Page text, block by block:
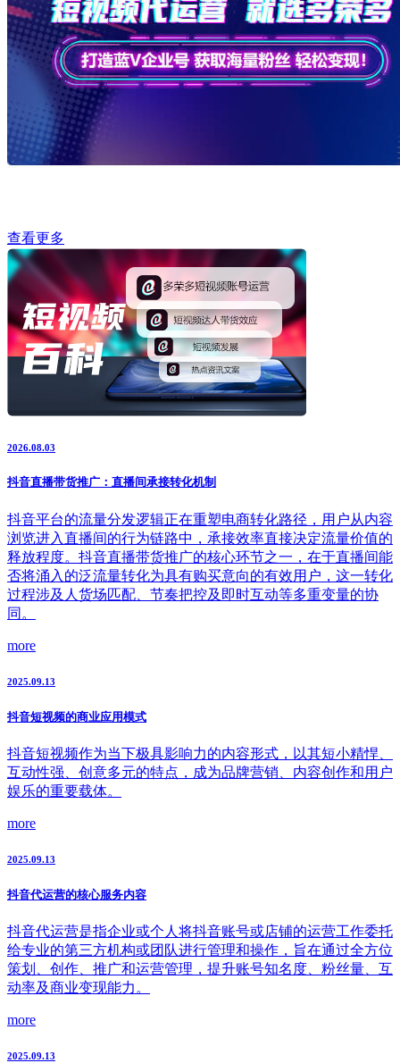
查看更多
2026.08.03
抖音直播带货推广：直播间承接转化机制
抖音平台的流量分发逻辑正在重塑电商转化路径，用户从内容
浏览进入直播间的行为链路中，承接效率直接决定流量价值的
释放程度。抖音直播带货推广的核心环节之一，在于直播间能
否将涌入的泛流量转化为具有购买意向的有效用户，这一转化
过程涉及人货场匹配、节奏把控及即时互动等多重变量的协
同。
more
2025.09.13
抖音短视频的商业应用模式
抖音短视频作为当下极具影响力的内容形式，以其短小精悍、
互动性强、创意多元的特点，成为品牌营销、内容创作和用户
娱乐的重要载体。
more
2025.09.13
抖音代运营的核心服务内容
抖音代运营是指企业或个人将抖音账号或店铺的运营工作委托
给专业的第三方机构或团队进行管理和操作，旨在通过全方位
策划、创作、推广和运营管理，提升账号知名度、粉丝量、互
动率及商业变现能力。
more
2025.09.13